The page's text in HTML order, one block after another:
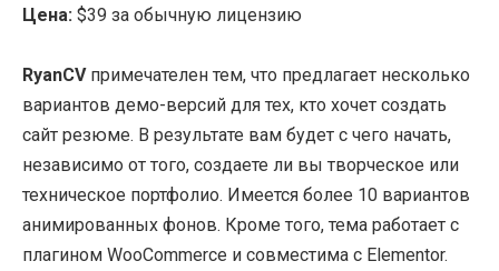
Цена: $39 за обычную лицензию
RyanCVпримечателен тем, что предлагает несколько
вариантов демо-версий для тех, кто хочет создать
сайт резюме. В результате вам будет с чего начать,
независимо от того, создаете ли вы творческое или
техническое портфолио. Имеется более 10 вариантов
анимированных фонов. Кроме того, тема работает с
плагином WooCommerce и совместима с Elementor.